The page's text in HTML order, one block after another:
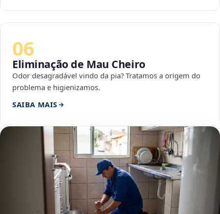
06
Eliminação de Mau Cheiro
Odor desagradável vindo da pia? Tratamos a origem do
problema e higienizamos.
SAIBA MAIS